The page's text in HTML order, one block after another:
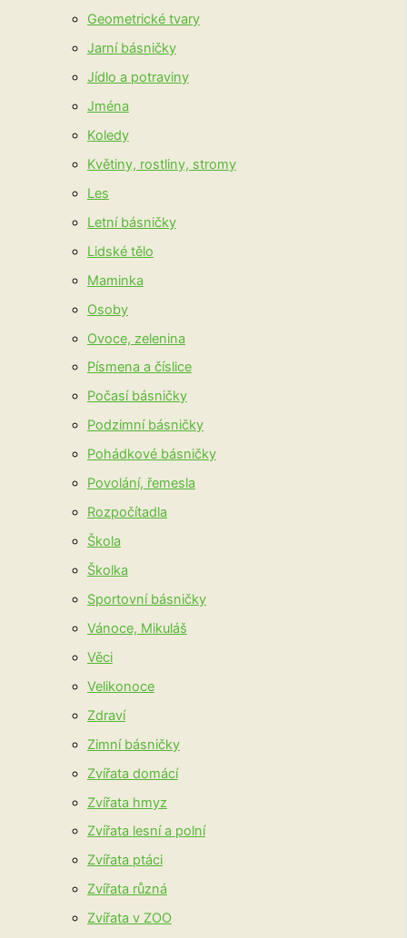
Geometrické tvary
Jarní básničky
Jídlo a potraviny
Jména
Koledy
Květiny, rostliny, stromy
Les
Letní básničky
Lidské tělo
Maminka
Osoby
Ovoce, zelenina
Písmena a číslice
Počasí básničky
Podzimní básničky
Pohádkové básničky
Povolání, řemesla
Rozpočítadla
Škola
Školka
Sportovní básničky
Vánoce, Mikuláš
Věci
Velikonoce
Zdraví
Zimní básničky
Zvířata domácí
Zvířata hmyz
Zvířata lesní a polní
Zvířata ptáci
Zvířata různá
Zvířata v ZOO